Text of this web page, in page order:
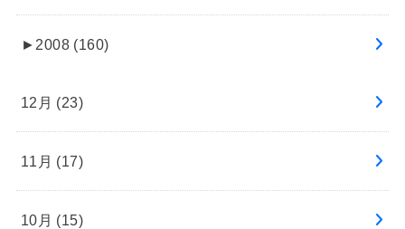
► 2008 (160)
12月 (23)
11月 (17)
10月 (15)